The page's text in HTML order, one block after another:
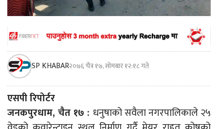
SP KHABAR२०७६ चैत्र १७, सोमबार १२:१८ गते
एसपी रिपोर्टर
जनकपुरधाम, चैत १७ : धनुषाको सवैला नगरपालिकाले २५